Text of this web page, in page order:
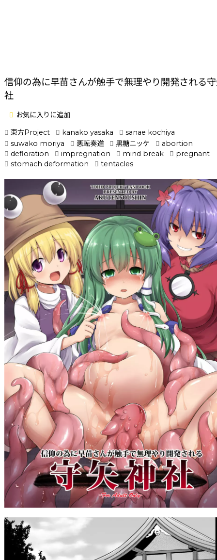
信仰の為に早苗さんが触手で無理やり開発される
社
お気に入りに追加
東方Project
kanako yasaka
sanae kochiya
suwako moriya
悪転奏進 黒糖ニッケ
abortion
defloration
impregnation mind break
pregnant
stomach deformation
tentacles